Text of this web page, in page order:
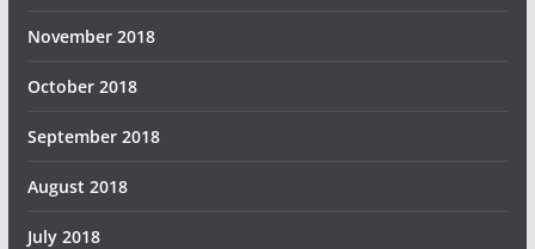
November 2018
October 2018
September 2018
August 2018
July 2018